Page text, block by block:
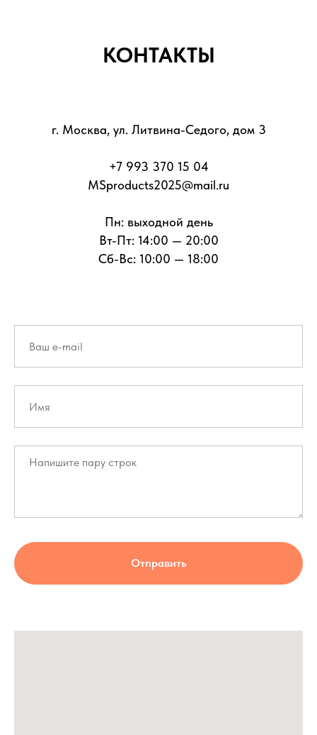
КОНТАКТЫ
г. Москва, ул. Литвина-Седого, дом 3
+7 993 370 15 04
MSproducts2025@mail.ru
Пн: выходной день
Вт-Пт: 14:00 — 20:00
Сб-Вс: 10:00 — 18:00
Отправить